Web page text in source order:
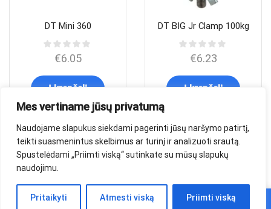
Mes vertiname jūsų privatumą
Naudojame slapukus siekdami pagerinti jūsų naršymo patirtį,
teikti suasmenintus skelbimus ar turinį ir analizuoti srautą.
Spustelėdami „Priimti viską“ sutinkate su mūsų slapukų
naudojimu.
Pritaikyti Atmesti viską Priimti viską
DT Mini 360
€6.05
Į krepšelį
DT BIG Jr Clamp 100kg
€6.23
Į krepšelį
1 2 … 9